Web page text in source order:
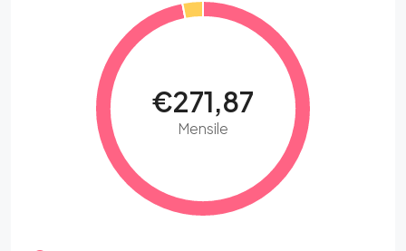
€271,87
Mensile